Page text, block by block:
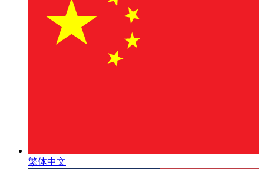
繁体中文